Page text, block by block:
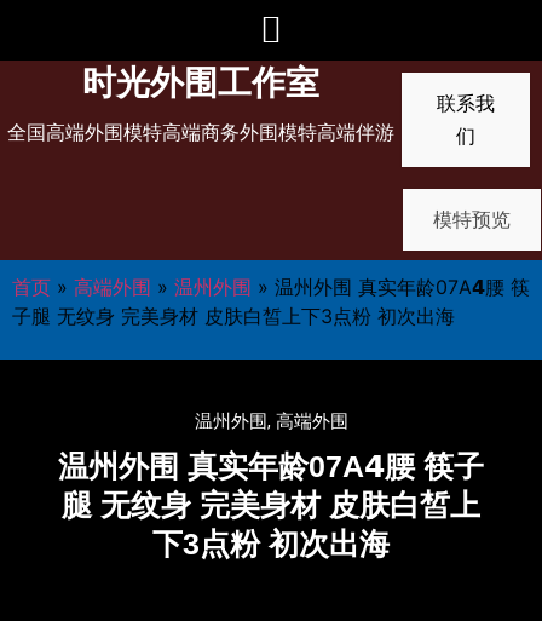
时光外围工作室
全国高端外围模特高端商务外围模特高端伴游
联系我
们
模特预览
首页 » 高端外围 » 温州外围 » 温州外围 真实年龄07A𝟰腰 筷
子腿 无纹身 完美身材 皮肤白皙上下3点粉 初次出海
温州外围, 高端外围
温州外围 真实年龄07A𝟰腰 筷子
腿 无纹身 完美身材 皮肤白皙上
下3点粉 初次出海